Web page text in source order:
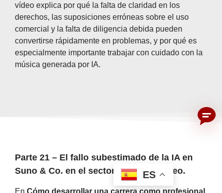
vídeo explica por qué la falta de claridad en los
derechos, las suposiciones erróneas sobre el uso
comercial y la falta de diligencia debida pueden
convertirse rápidamente en problemas, y por qué es
especialmente importante trabajar con cuidado con la
música generada por IA.
Parte 21 – El fallo subestimado de la IA en
Suno & Co. en el sector del autoempleo.
En Cómo desarrollar una carrera como profesional
ES